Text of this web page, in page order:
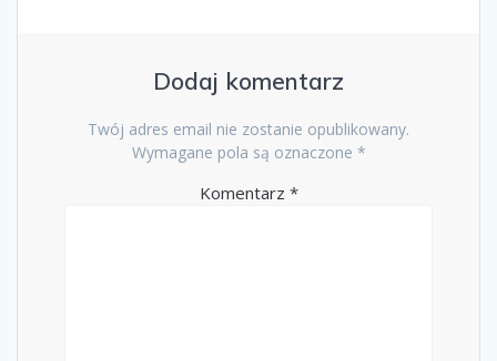
Dodaj komentarz
Twój adres email nie zostanie opublikowany.
Wymagane pola są oznaczone *
Komentarz *